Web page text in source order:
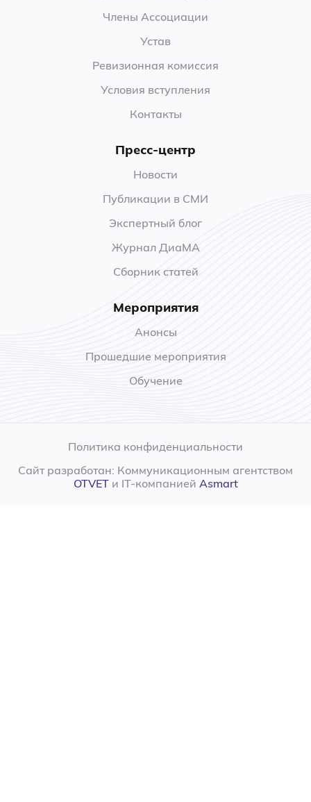
Члены Ассоциации
Устав
Ревизионная комиссия
Условия вступления
Контакты
Пресс-центр
Новости
Публикации в СМИ
Экспертный блог
Журнал ДиаМА
Сборник статей
Мероприятия
Анонсы
Прошедшие мероприятия
Обучение
Политика конфиденциальности
Сайт разработан: Коммуникационным агентством
OTVETи IT-компанией Asmart